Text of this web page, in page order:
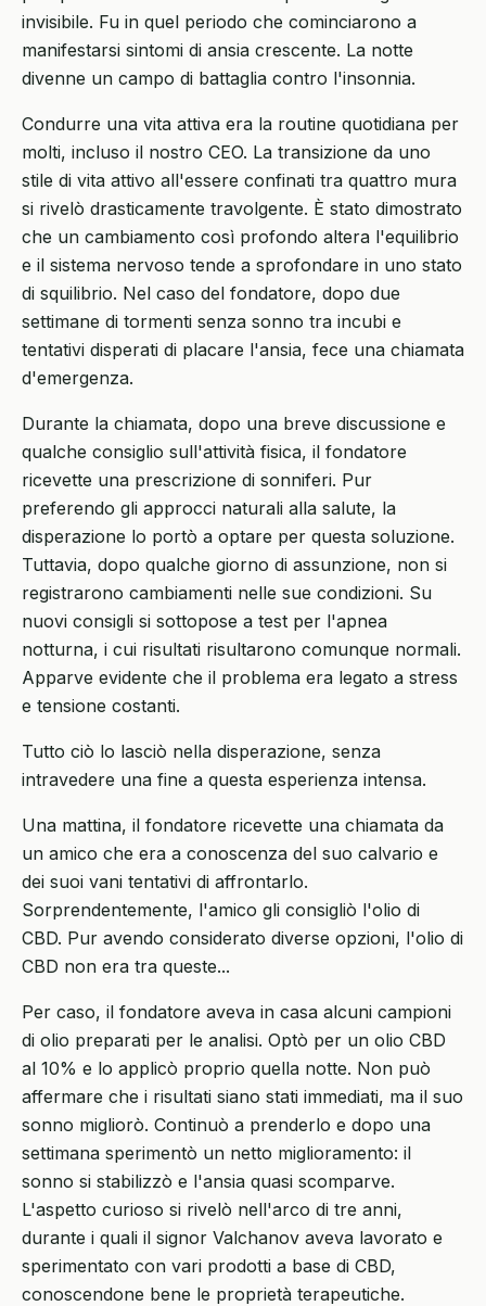
invisibile. Fu in quel periodo che cominciarono a
manifestarsi sintomi di ansia crescente. La notte
divenne un campo di battaglia contro l'insonnia.
Condurre una vita attiva era la routine quotidiana per
molti, incluso il nostro CEO. La transizione da uno
stile di vita attivo all'essere confinati tra quattro mura
si rivelò drasticamente travolgente. È stato dimostrato
che un cambiamento così profondo altera l'equilibrio
e il sistema nervoso tende a sprofondare in uno stato
di squilibrio. Nel caso del fondatore, dopo due
settimane di tormenti senza sonno tra incubi e
tentativi disperati di placare l'ansia, fece una chiamata
d'emergenza.
Durante la chiamata, dopo una breve discussione e
qualche consiglio sull'attività fisica, il fondatore
ricevette una prescrizione di sonniferi. Pur
preferendo gli approcci naturali alla salute, la
disperazione lo portò a optare per questa soluzione.
Tuttavia, dopo qualche giorno di assunzione, non si
registrarono cambiamenti nelle sue condizioni. Su
nuovi consigli si sottopose a test per l'apnea
notturna, i cui risultati risultarono comunque normali.
Apparve evidente che il problema era legato a stress
e tensione costanti.
Tutto ciò lo lasciò nella disperazione, senza
intravedere una fine a questa esperienza intensa.
Una mattina, il fondatore ricevette una chiamata da
un amico che era a conoscenza del suo calvario e
dei suoi vani tentativi di affrontarlo.
Sorprendentemente, l'amico gli consigliò l'olio di
CBD. Pur avendo considerato diverse opzioni, l'olio di
CBD non era tra queste...
Per caso, il fondatore aveva in casa alcuni campioni
di olio preparati per le analisi. Optò per un olio CBD
al 10% e lo applicò proprio quella notte. Non può
affermare che i risultati siano stati immediati, ma il suo
sonno migliorò. Continuò a prenderlo e dopo una
settimana sperimentò un netto miglioramento: il
sonno si stabilizzò e l'ansia quasi scomparve.
L'aspetto curioso si rivelò nell'arco di tre anni,
durante i quali il signor Valchanov aveva lavorato e
sperimentato con vari prodotti a base di CBD,
conoscendone bene le proprietà terapeutiche.